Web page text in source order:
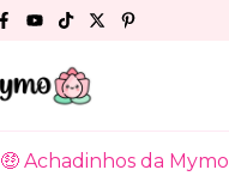
🤑 Achadinhos da Mymo